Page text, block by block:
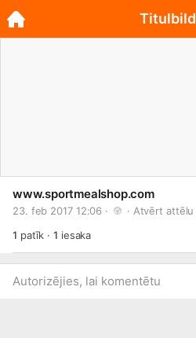
www.sportmealshop.com
23. feb 2017 12:06 · · Atvērt attēlu
1 patīk ·1 iesaka
Autorizējies, lai komentētu